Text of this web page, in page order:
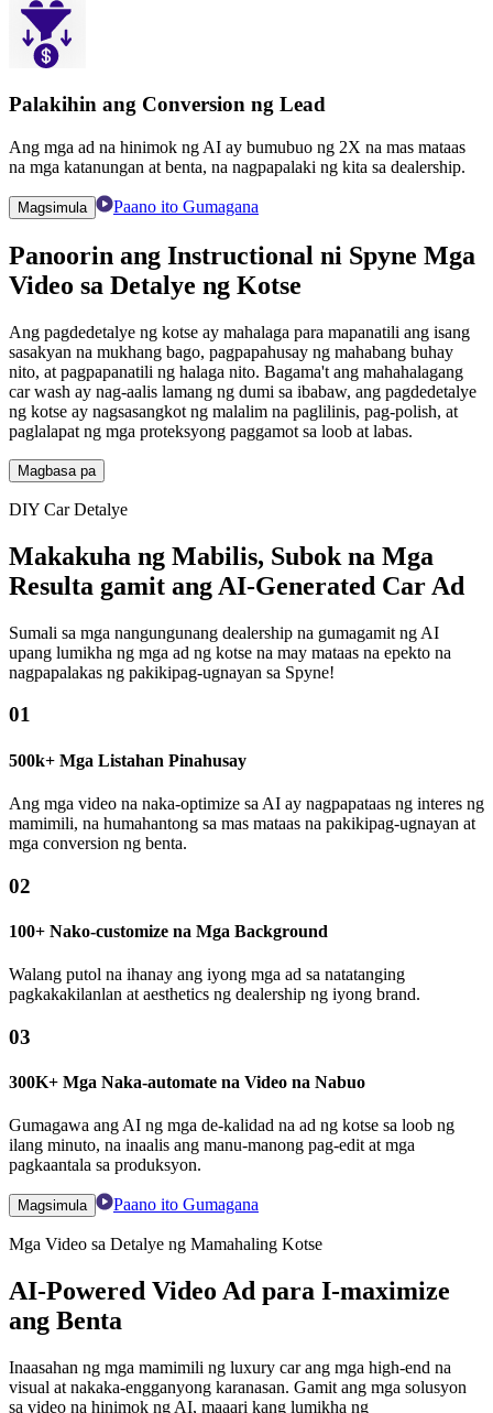
Palakihin ang Conversion ng Lead
Ang mga ad na hinimok ng AI ay bumubuo ng 2X na mas mataas
na mga katanungan at benta, na nagpapalaki ng kita sa dealership.
Magsimula Paano ito Gumagana
Panoorin ang Instructional ni Spyne Mga
Video sa Detalye ng Kotse
Ang pagdedetalye ng kotse ay mahalaga para mapanatili ang isang
sasakyan na mukhang bago, pagpapahusay ng mahabang buhay
nito, at pagpapanatili ng halaga nito. Bagama't ang mahahalagang
car wash ay nag-aalis lamang ng dumi sa ibabaw, ang pagdedetalye
ng kotse ay nagsasangkot ng malalim na paglilinis, pag-polish, at
paglalapat ng mga proteksyong paggamot sa loob at labas.
Magbasa pa
DIY Car Detalye
Makakuha ng Mabilis, Subok na Mga
Resulta gamit ang AI-Generated Car Ad
Sumali sa mga nangungunang dealership na gumagamit ng AI
upang lumikha ng mga ad ng kotse na may mataas na epekto na
nagpapalakas ng pakikipag-ugnayan sa Spyne!
01
500k+ Mga Listahan Pinahusay
Ang mga video na naka-optimize sa AI ay nagpapataas ng interes ng
mamimili, na humahantong sa mas mataas na pakikipag-ugnayan at
mga conversion ng benta.
02
100+ Nako-customize na Mga Background
Walang putol na ihanay ang iyong mga ad sa natatanging
pagkakakilanlan at aesthetics ng dealership ng iyong brand.
03
300K+ Mga Naka-automate na Video na Nabuo
Gumagawa ang AI ng mga de-kalidad na ad ng kotse sa loob ng
ilang minuto, na inaalis ang manu-manong pag-edit at mga
pagkaantala sa produksyon.
Magsimula Paano ito Gumagana
Mga Video sa Detalye ng Mamahaling Kotse
AI-Powered Video Ad para I-maximize
ang Benta
Inaasahan ng mga mamimili ng luxury car ang mga high-end na
visual at nakaka-engganyong karanasan. Gamit ang mga solusyon
sa video na hinimok ng AI, maaari kang lumikha ng